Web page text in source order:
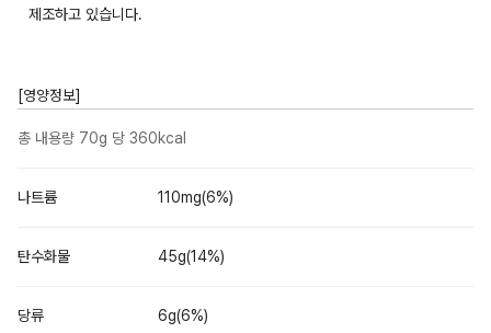
제조하고 있습니다.
[영양정보]
총 내용량 70g 당 360kcal
나트륨 110mg(6%)
탄수화물 45g(14%)
당류 6g(6%)